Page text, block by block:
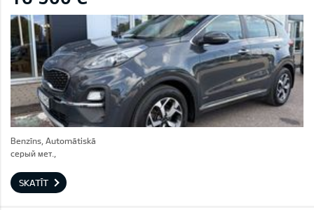
Benzīns, Automātiskā
серый мет.,
SKATĪT